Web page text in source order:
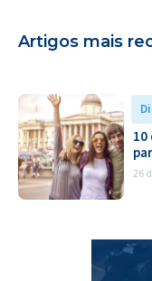
Artigos mais
26